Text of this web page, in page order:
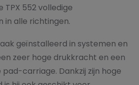
552 volledige
in alle richtingen.
geïnstalleerd in systemen en
zeer hoge drukkracht en een
carriage. Dankzij zijn hoge